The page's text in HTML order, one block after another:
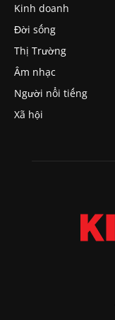
Kinh doanh
Đời sống
Thị Trường
Âm nhạc
Người nổi tiếng
Xã hội